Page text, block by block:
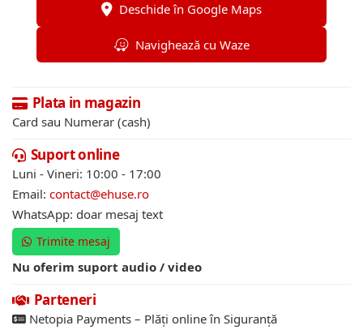
Deschide în Google Maps
Navighează cu Waze
Plata in magazin
Card sau Numerar (cash)
Suport online
Luni - Vineri: 10:00 - 17:00
Email: contact@ehuse.ro
WhatsApp: doar mesaj text
Trimite mesaj
Nu oferim suport audio / video
Parteneri
Netopia Payments – Plăți online în Siguranță